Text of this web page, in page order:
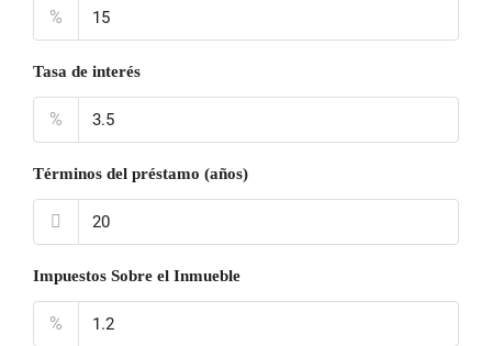
%
Tasa de interés
%
Términos del préstamo (años)
Impuestos Sobre el Inmueble
%